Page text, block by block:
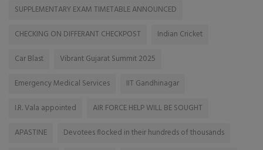
SUPPLEMENTARY EXAM TIMETABLE ANNOUNCED
CHECKING ON DIFFERANT CHECKPOST
Indian Cricket
Car Blast
Vibrant Gujarat Summit 2025
Emergency Medical Services
IIT Gandhinagar
I.R. Vala appointed
AIR FORCE HELP WILL BE SOUGHT
APASTINE
Devotees flocked in their hundreds of thousands